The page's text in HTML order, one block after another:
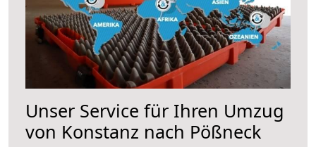
Unser Service für Ihren Umzug
von Konstanz nach Pößneck